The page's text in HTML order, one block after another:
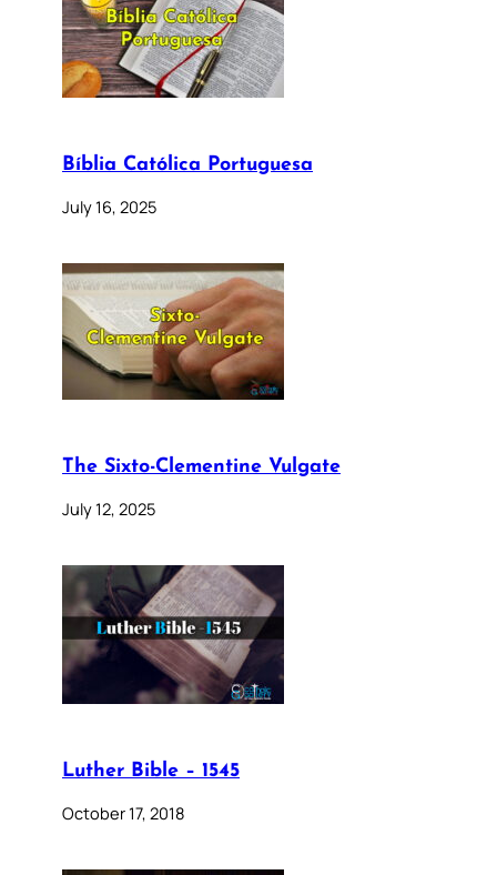
Bíblia Católica Portuguesa
July 16, 2025
The Sixto-Clementine Vulgate
July 12, 2025
Luther Bible – 1545
October 17, 2018